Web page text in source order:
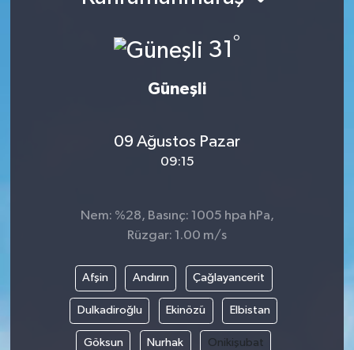
31 °
Güneşli
09 Ağustos Pazar
09:15
Nem: %28, Basınç: 1005 hpa hPa,
Rüzgar: 1.00 m/s
Afşin Andırın Çağlayancerit
Dulkadiroğlu Ekinözü Elbistan
Göksun Nurhak Onikişubat
Gündem
Kültür Sanat
Yaşam
Yurttan